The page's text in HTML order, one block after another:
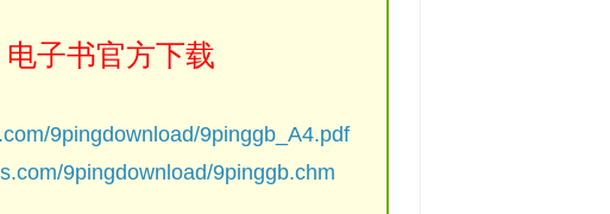
电子书官方下载
9pingdownload/9pinggb_A4.pdf
9pingdownload/9pinggb.chm